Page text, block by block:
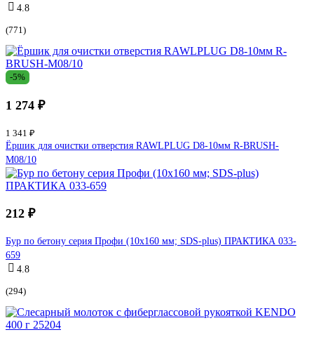
4.8
(771)
-5%
1 274 ₽
1 341 ₽
Ёршик для очистки отверстия RAWLPLUG D8-10мм R-BRUSH-
M08/10
212 ₽
Бур по бетону серия Профи (10х160 мм; SDS-plus) ПРАКТИКА 033-
659
4.8
(294)